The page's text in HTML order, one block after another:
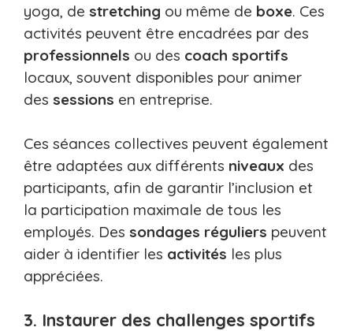
yoga, de stretching ou même de boxe. Ces
activités peuvent être encadrées par des
professionnels ou des coach sportifs
locaux, souvent disponibles pour animer
des sessions en entreprise.
Ces séances collectives peuvent également
être adaptées aux différents niveaux des
participants, afin de garantir l’inclusion et
la participation maximale de tous les
employés. Des sondages réguliers peuvent
aider à identifier les activités les plus
appréciées.
3. Instaurer des challenges sportifs